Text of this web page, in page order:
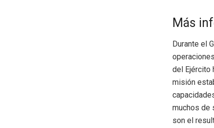
Más
Durante el
del Ejército
misión
muchos de
son el